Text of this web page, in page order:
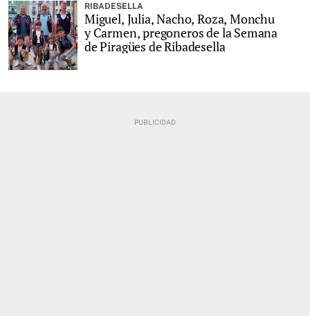
RIBADESELLA
Miguel, Julia, Nacho, Roza, Monchu
y Carmen, pregoneros de la Semana
de Piragües de Ribadesella